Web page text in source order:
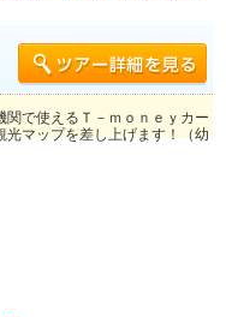
で使えるＴ－ｍｏｎｅｙカー
光マップを差し上げます！（幼